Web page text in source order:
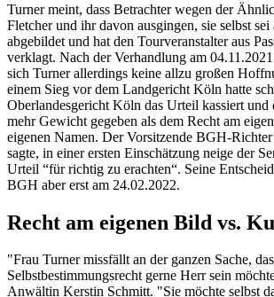
Turner meint, dass Betrachter wegen der
Fletcher und ihr davon ausgingen, sie selbst sei
abgebildet und hat den Tourveranstalter aus
verklagt. Nach der Verhandlung am
sich Turner allerdings keine allzu großen
einem Sieg vor dem Landgericht Köln hatte
Oberlandesgericht Köln das Urteil kassiert
mehr Gewicht gegeben als dem Recht am
eigenen Namen. Der Vorsitzende BGH-
sagte, in einer ersten Einschätzung neige der
Urteil “für richtig zu erachten“. Seine
BGH aber erst am 24.02.2022.
Recht am eigenen Bild vs.
"Frau Turner missfällt an der ganzen Sache,
Selbstbestimmungsrecht gerne Herr sein
Anwältin Kerstin Schmitt. "Sie möchte selbst